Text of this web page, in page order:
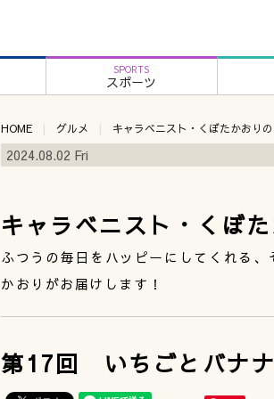
SPORTS
スポーツ
HOME グルメ キャラベニスト・くぼたかおり
2024.08.02 Fri
キャラベニスト・くぼ
ふつうの毎日をハッピーにしてくれる
かおりがお届けします！
第17回 いちごとバナ